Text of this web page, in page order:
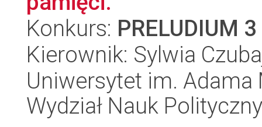
Konkurs: PRELUDIUM 3
Kierownik: Sylwia
Uniwersytet im.
Wydział Nauk